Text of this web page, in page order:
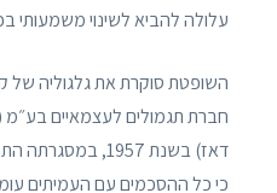
עלולה להביא לשינוי משמעותי
השופטת סוקרת את גלגוליה
חברת תגמולים לעצמאיים
דאז) בשנת 1957,
כי כל ההסכמים עם העמיתים